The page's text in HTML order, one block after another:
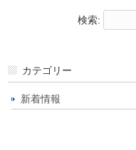
検索:
カテゴリー
新着情報